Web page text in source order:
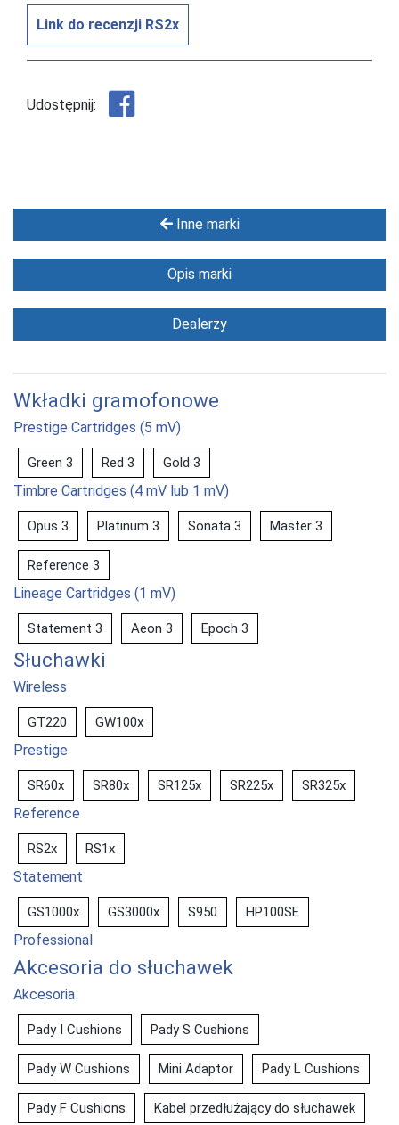
Inne marki
Opis marki
Dealerzy
Wkładki gramofonowe
Prestige Cartridges (5 mV)
Green 3 Red 3 Gold 3
Timbre Cartridges (4 mV lub 1 mV)
Opus 3 Platinum 3 Sonata 3 Master 3
Reference 3
Lineage Cartridges (1 mV)
Statement 3 Aeon 3 Epoch 3
Słuchawki
Wireless
GT220 GW100x
Prestige
SR60x SR80x SR125x SR225x SR325x
Reference
RS2x RS1x
Statement
GS1000x GS3000x S950 HP100SE
Professional
Akcesoria do słuchawek
Akcesoria
Pady I Cushions Pady S Cushions
Pady W Cushions Mini Adaptor Pady L Cushions
Pady F Cushions Kabel przedłużający do słuchawek
Link do recenzji RS2x
Udostępnij: